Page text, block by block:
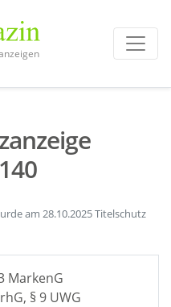
am 28.10.2025 Titelschutz
MarkenG
§ 9 UWG